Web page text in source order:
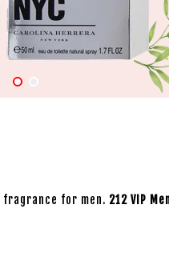
fragrance for men. 212 VIP